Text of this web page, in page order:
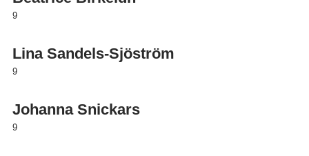
9
Lina Sandels-Sjöström
9
Johanna Snickars
9